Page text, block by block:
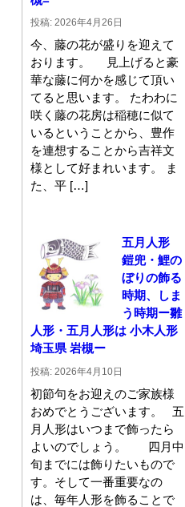
投稿: 2026年4月26日
今、藤の花が盛りを迎えて
おります。 見上げると豪
華な藤に何かを感じて頂い
てると思います。 たわわに
咲く藤の花房は稲穂に似て
いるということから、豊作
を連想することから吉祥文
様として好まれいます。 ま
た、平 […]
五月人形
鎧兜・鯉の
ぼりの飾る
時期、しま
う時期ー雛
人形・五月人形は 小木人形
埼玉県 岩槻ー
投稿: 2026年4月10日
初節句をお迎えのご家族様
おめでとうございます。 五
月人形はいつまで飾ったら
よいのでしょう。 四月中
旬までには飾りたいもので
す。そして一番重要なの
は、毎年人形を飾ることで